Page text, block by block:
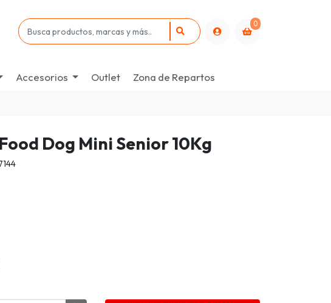
0
Accesorios Outlet Zona de Repartos
Dog Mini Senior 10Kg